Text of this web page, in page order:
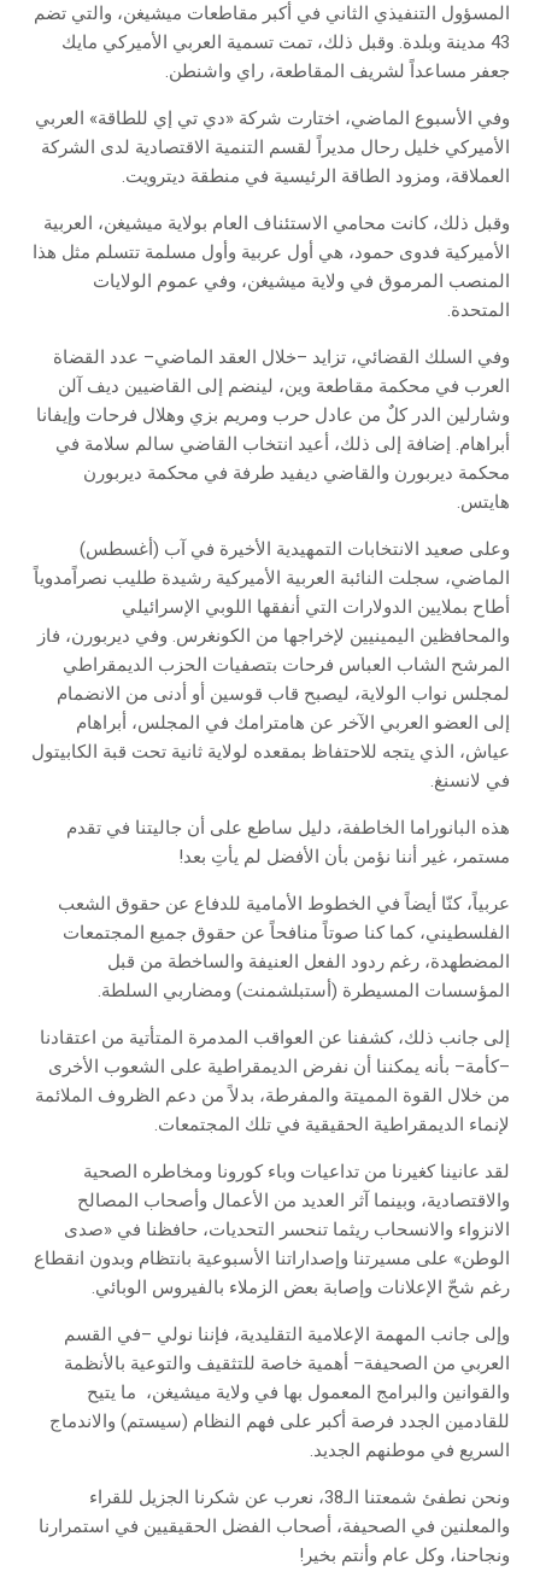
المسؤول التنفيذي الثاني في أكبر مقاطعات ميشيغن، والتي تضم
43 مدينة وبلدة. وقبل ذلك، تمت تسمية العربي الأميركي مايك
جعفر مساعداً لشريف المقاطعة، راي واشنطن.
وفي الأسبوع الماضي، اختارت شركة «دي تي إي للطاقة» العربي
الأميركي خليل رحال مديراً لقسم التنمية الاقتصادية لدى الشركة
العملاقة، ومزود الطاقة الرئيسية في منطقة ديترويت.
وقبل ذلك، كانت محامي الاستئناف العام بولاية ميشيغن، العربية
الأميركية فدوى حمود، هي أول عربية وأول مسلمة تتسلم مثل هذا
المنصب المرموق في ولاية ميشيغن، وفي عموم الولايات
المتحدة.
وفي السلك القضائي، تزايد –خلال العقد الماضي– عدد القضاة
العرب في محكمة مقاطعة وين، لينضم إلى القاضيين ديف آلن
وشارلين الدر كلٌ من عادل حرب ومريم بزي وهلال فرحات وإيفانا
أبراهام. إضافة إلى ذلك، أعيد انتخاب القاضي سالم سلامة في
محكمة ديربورن والقاضي ديفيد طرفة في محكمة ديربورن
هايتس.
وعلى صعيد الانتخابات التمهيدية الأخيرة في آب (أغسطس)
الماضي، سجلت النائبة العربية الأميركية رشيدة طليب نصراًمدوياً
أطاح بملايين الدولارات التي أنفقها اللوبي الإسرائيلي
والمحافظين اليمينيين لإخراجها من الكونغرس. وفي ديربورن، فاز
المرشح الشاب العباس فرحات بتصفيات الحزب الديمقراطي
لمجلس نواب الولاية، ليصبح قاب قوسين أو أدنى من الانضمام
إلى العضو العربي الآخر عن هامترامك في المجلس، أبراهام
عياش، الذي يتجه للاحتفاظ بمقعده لولاية ثانية تحت قبة الكابيتول
في لانسنغ.
هذه البانوراما الخاطفة، دليل ساطع على أن جاليتنا في تقدم
مستمر، غير أننا نؤمن بأن الأفضل لم يأتِ بعد!
عربياً، كنّا أيضاً في الخطوط الأمامية للدفاع عن حقوق الشعب
الفلسطيني، كما كنا صوتاً منافحاً عن حقوق جميع المجتمعات
المضطهدة، رغم ردود الفعل العنيفة والساخطة من قبل
المؤسسات المسيطرة (أستبلشمنت) ومضاربي السلطة.
إلى جانب ذلك، كشفنا عن العواقب المدمرة المتأتية من اعتقادنا
–كأمة– بأنه يمكننا أن نفرض الديمقراطية على الشعوب الأخرى
من خلال القوة المميتة والمفرطة، بدلاً من دعم الظروف الملائمة
لإنماء الديمقراطية الحقيقية في تلك المجتمعات.
لقد عانينا كغيرنا من تداعيات وباء كورونا ومخاطره الصحية
والاقتصادية، وبينما آثر العديد من الأعمال وأصحاب المصالح
الانزواء والانسحاب ريثما تنحسر التحديات، حافظنا في «صدى
الوطن» على مسيرتنا وإصداراتنا الأسبوعية بانتظام وبدون انقطاع
رغم شحّ الإعلانات وإصابة بعض الزملاء بالفيروس الوبائي.
وإلى جانب المهمة الإعلامية التقليدية، فإننا نولي –في القسم
العربي من الصحيفة– أهمية خاصة للتثقيف والتوعية بالأنظمة
والقوانين والبرامج المعمول بها في ولاية ميشيغن، ما يتيح
للقادمين الجدد فرصة أكبر على فهم النظام (سيستم) والاندماج
السريع في موطنهم الجديد.
ونحن نطفئ شمعتنا الـ38، نعرب عن شكرنا الجزيل للقراء
والمعلنين في الصحيفة، أصحاب الفضل الحقيقيين في استمرارنا
ونجاحنا، وكل عام وأنتم بخير!